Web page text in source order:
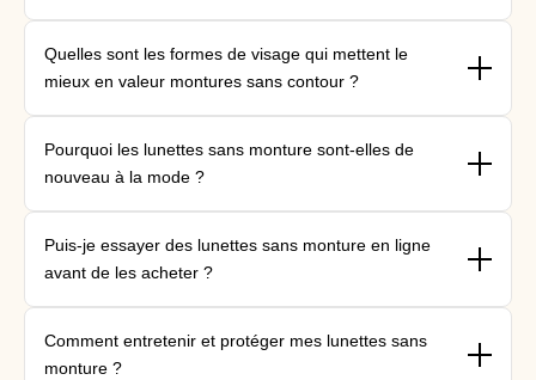
qui se déforment sous la pression et résistent à la corrosion, ce
quotidien.\n\n"}]}]}
{"type"=>"root", "children"=>[{"type"=>"paragraph", "children"=>
[{"type"=>"text", "value"=>"\nC'est possible, mais les corrections
très fortes nécessitent des verres plus épais qui peuvent ne pas
bénéficier du soutien structurel offert par les montures sans
souvent plus adaptée aux corrections fortes.\n\n"}]}]}
Quelles sont les formes de visage qui mettent le
mieux en valeur montures sans contour ?
{"type"=>"root", "children"=>[{"type"=>"paragraph", "children"=>
[{"type"=>"text", "value"=>"\nLes montures sans contour mettent
en valeur la plupart des formes de visage, mais ce sont Rondes
ovales et Rondes qui en tirent le plus grand bénéfice : la
éclipser.\n\n"}]}]}
Pourquoi les lunettes sans monture sont-elles de
nouveau à la mode ?
{"type"=>"root", "children"=>[{"type"=>"paragraph", "children"=>
[{"type"=>"text", "value"=>"\nLa nostalgie des années 2000,
combinée à la tendance du luxe discret dans la mode, a remis
les montures sans contour au premier plan pour 2026.\n\n"}]}]}
Puis-je essayer des lunettes sans monture en ligne
avant de les acheter ?
{"type"=>"root", "children"=>[{"type"=>"paragraph", "children"=>
[{"type"=>"text", "value"=>"\nTout à fait. L'essayage virtuel vous
permet de voir depuis chez vous comment différentes formes et
Comment entretenir et protéger mes lunettes sans
monture ?